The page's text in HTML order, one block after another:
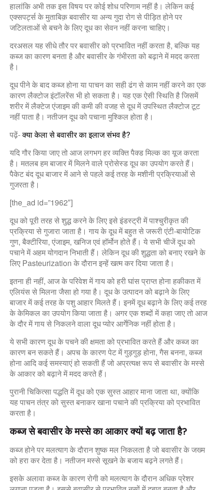
हालांकि अभी तक इस विषय पर कोई शोध परिणाम नहीं है। लेकिन कई
एक्सपर्ट्स के मुताबिक़ बवासीर या अन्य गुदा रोग से पीड़ित होने पर
जटिलताओं से बचने के लिए दूध का सेवन नहीं करना चाहिए।
दरअसल यह सीधे तौर पर बवासीर को प्रभावित नहीं करता है, बल्कि यह
कब्ज का कारण बनता है और बवासीर के गंभीरता को बढ़ाने में मदद करता
है।
दूध पीने के बाद कब्ज होना या पाचन का सही ढंग से काम नहीं करने का एक
कारण लैक्टोज इंटॉलरेंस भी हो सकता है। यह एक ऐसी स्थिति है जिसमें
शरीर में लैक्टेज एंजाइम की कमी की वजह से दूध में उपस्थित लैक्टोज टूट
नहीं पाता है। नतीजन दूध को पचाना मुश्किल होता है।
पढ़ें-क्या केला से बवासीर का इलाज संभव है?
यदि गौर किया जाए तो आज लगभग हर व्यक्ति पैक्ड मिल्क का यूज करता
है। मतलब हम बाजार में मिलने वाले प्रोसेस्ड दूध का उपयोग करते हैं।
पैकेट बंद दूध बाजार में आने से पहले कई तरह के मशीनी प्रक्रियाओं से
गुजरता है।
[the_ad id=”1962″]
दूध को पूरी तरह से शुद्ध करने के लिए इसे इंडस्ट्री में पाश्चुरीकृत की
प्रक्रिया से गुजारा जाता है। गाय के दूध में बहुत से जरूरी एंटी-बायोटिक
गुण, बैक्टीरिया, एंजाइम, खनिज एवं हॉर्मोन होते हैं। ये सभी चीजें दूध को
पचाने में अहम योगदान निभाती हैं। लेकिन दूध की शुद्धता को बनाए रखने के
लिए Pasteurization के दौरान इन्हें खत्म कर दिया जाता है।
इतना ही नहीं, आज के परिवेश में गाय को हरी घांस प्राप्त होना हकीकत में
एलियंस से मिलना जैसा हो गया है। दूध के उत्पादन को बढ़ाने के लिए
बाजार में कई तरह के पशु आहार मिलते हैं। इनमें दूध बढ़ाने के लिए कई तरह
के केमिकल का उपयोग किया जाता है। अगर एक शब्दों में कहा जाए तो आज
के दौर में गाय से निकलने वाला दूध प्योर आर्गेनिक नहीं होता है।
ये सभी कारण दूध के पचने की क्षमता को प्रभावित करते हैं और कब्ज का
कारण बन सकते हैं। अपच के कारण पेट में गुड़गुड़ होना, गैस बनना, कब्ज
होना आदि कई समस्याएं हो सकती हैं जो अप्रत्यक्ष रूप से बवासीर के मस्से
के आकार को बढ़ाने में मदद करते हैं।
पुरानी चिकित्सा पद्धति में दूध को एक सुस्त आहार माना जाता था, क्योंकि
यह पाचन तंत्र को सुस्त बनाकर खाना पचाने की प्रक्रिया को प्रभावित
करता है।
कब्ज से बवासीर के मस्से का आकार क्यों बढ़ जाता है?
कब्ज होने पर मलत्याग के दौरान शुष्क मल निकलता है जो बवासीर के जख्म
को हरा कर देता है। नतीजन मस्से सूखने के बजाय बढ़ने लगते हैं।
इसके अलावा कब्ज के कारण रोगी को मलत्याग के दौरान अधिक प्रेशर